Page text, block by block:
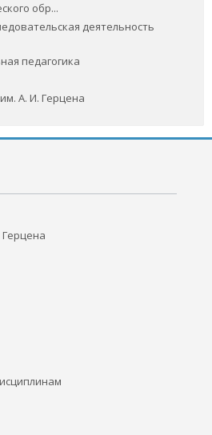
обр...
деятельность
педагогика
А. И. Герцена